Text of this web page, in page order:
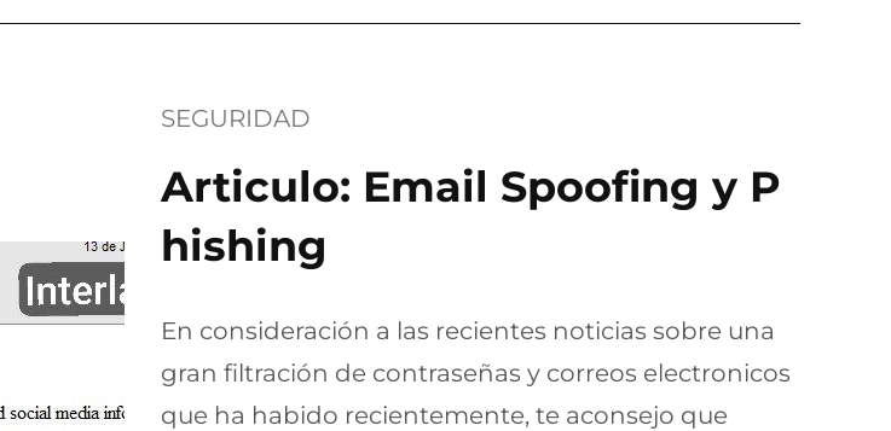
SEGURIDAD
Articulo: Email Spoofing y P
hishing
En consideración a las recientes noticias sobre una
gran filtración de contraseñas y correos electronicos
que ha habido recientemente, te aconsejo que